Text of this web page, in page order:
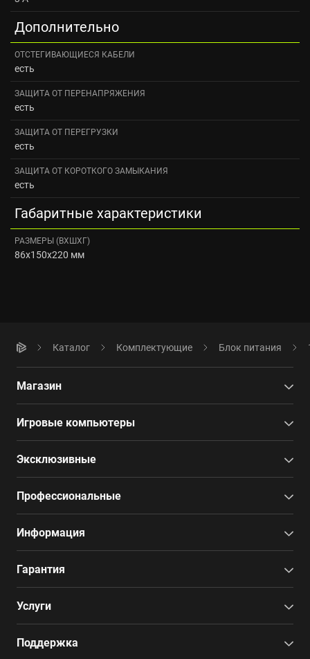
Дополнительно
ОТСТЕГИВАЮЩИЕСЯ КАБЕЛИ
есть
ЗАЩИТА ОТ ПЕРЕНАПРЯЖЕНИЯ
есть
ЗАЩИТА ОТ ПЕРЕГРУЗКИ
есть
ЗАЩИТА ОТ КОРОТКОГО ЗАМЫКАНИЯ
есть
Габаритные характеристики
РАЗМЕРЫ (ВXШXГ)
86x150x220 мм
Каталог Комплектующие Блок питания
Магазин
Игровые компьютеры
Эксклюзивные
Профессиональные
Информация
Гарантия
Услуги
Поддержка